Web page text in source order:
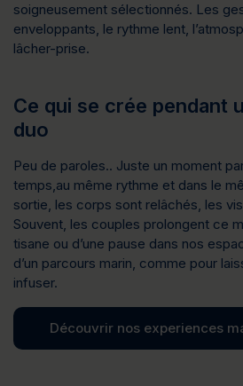
soigneusement sélectionnés. Les
enveloppants, le rythme lent,
lâcher-prise.
Ce qui se crée pendant
duo
Peu de paroles.. Juste un moment
temps,au même rythme et dans le
sortie, les corps sont relâchés, les
Souvent, les couples prolongent ce
tisane ou d’une pause dans nos
d’un parcours marin, comme pour
infuser.
Découvrir nos experiences